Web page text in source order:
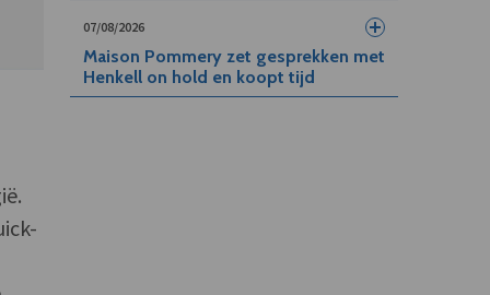
07/08/2026
Maison Pommery zet gesprekken met
Henkell on hold en koopt tijd